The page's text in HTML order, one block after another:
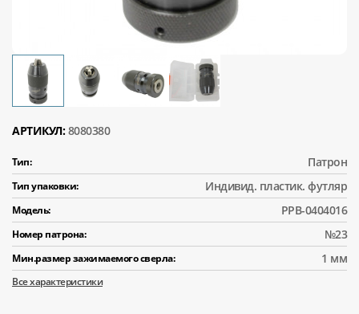
АРТИКУЛ: 8080380
Тип: Патрон
Тип упаковки: Индивид. пластик. футляр
Модель: PPB-0404016
Номер патрона: №23
Мин.размер зажимаемого сверла: 1 мм
Все характеристики